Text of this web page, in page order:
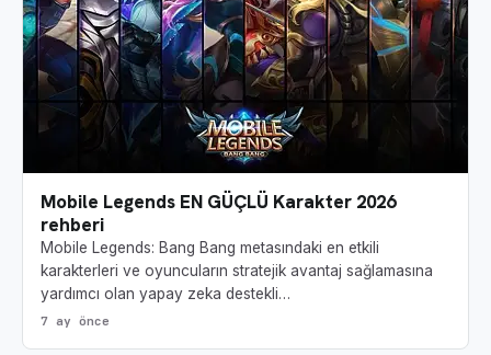
Mobile Legends EN GÜÇLÜ Karakter 2026
rehberi
Mobile Legends: Bang Bang metasındaki en etkili
karakterleri ve oyuncuların stratejik avantaj sağlamasına
yardımcı olan yapay zeka destekli…
7 ay önce